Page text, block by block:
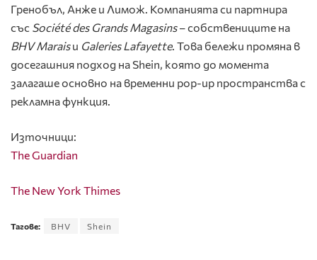
Гренобъл, Анже и Лимож. Компанията си партнира
със Société des Grands Magasins– собствениците на
BHV Maraisи Galeries Lafayette. Това бележи промяна в
досегашния подход на Shein, която до момента
залагаше основно на временни pop-up пространства с
рекламна функция.
Източници:
The Guardian
The New York Thimes
Тагове: BHV Shein